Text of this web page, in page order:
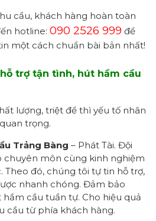
cầu, khách hàng hoàn toàn
hotline: 090 2526 999 để
một cách chuẩn bài bản nhất!
trợ tận tình, hút hầm cầu
lượng, triệt để thì yếu tố nhân
trọng.
Trảng Bàng – Phát Tài. Đội
chuyên môn cùng kinh nghiệm
Theo đó, chúng tôi tự tin hỗ trợ,
nhanh chóng. Đảm bảo
cầu tuần tự. Cho hiệu quả
cầu từ phía khách hàng.